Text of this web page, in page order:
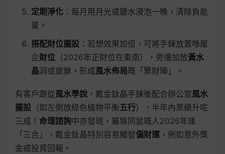
定期淨化 ：每月用月光或鹽水浸泡一晚，清除負能
量。
搭配財位擺設 ：若想效果加倍，可將手鍊放置喺屋
企財位 （2026年正財位在東南），旁邊加放黃水
晶洞或貔貅，形成風水佈局嘅「聚財陣」。
有客戶跟從風水學說 ，戴金鈦晶手鍊後配合辦公室風水
擺設 （如左側放綠色植物平衡五行），半年內業績升咗
三成！ 命理諮詢中亦發現，屬猴同鼠嘅人2026年逢
「三合」，戴金鈦晶特別容易觸發偏財運 ，例如意外獎
金或投資回報。